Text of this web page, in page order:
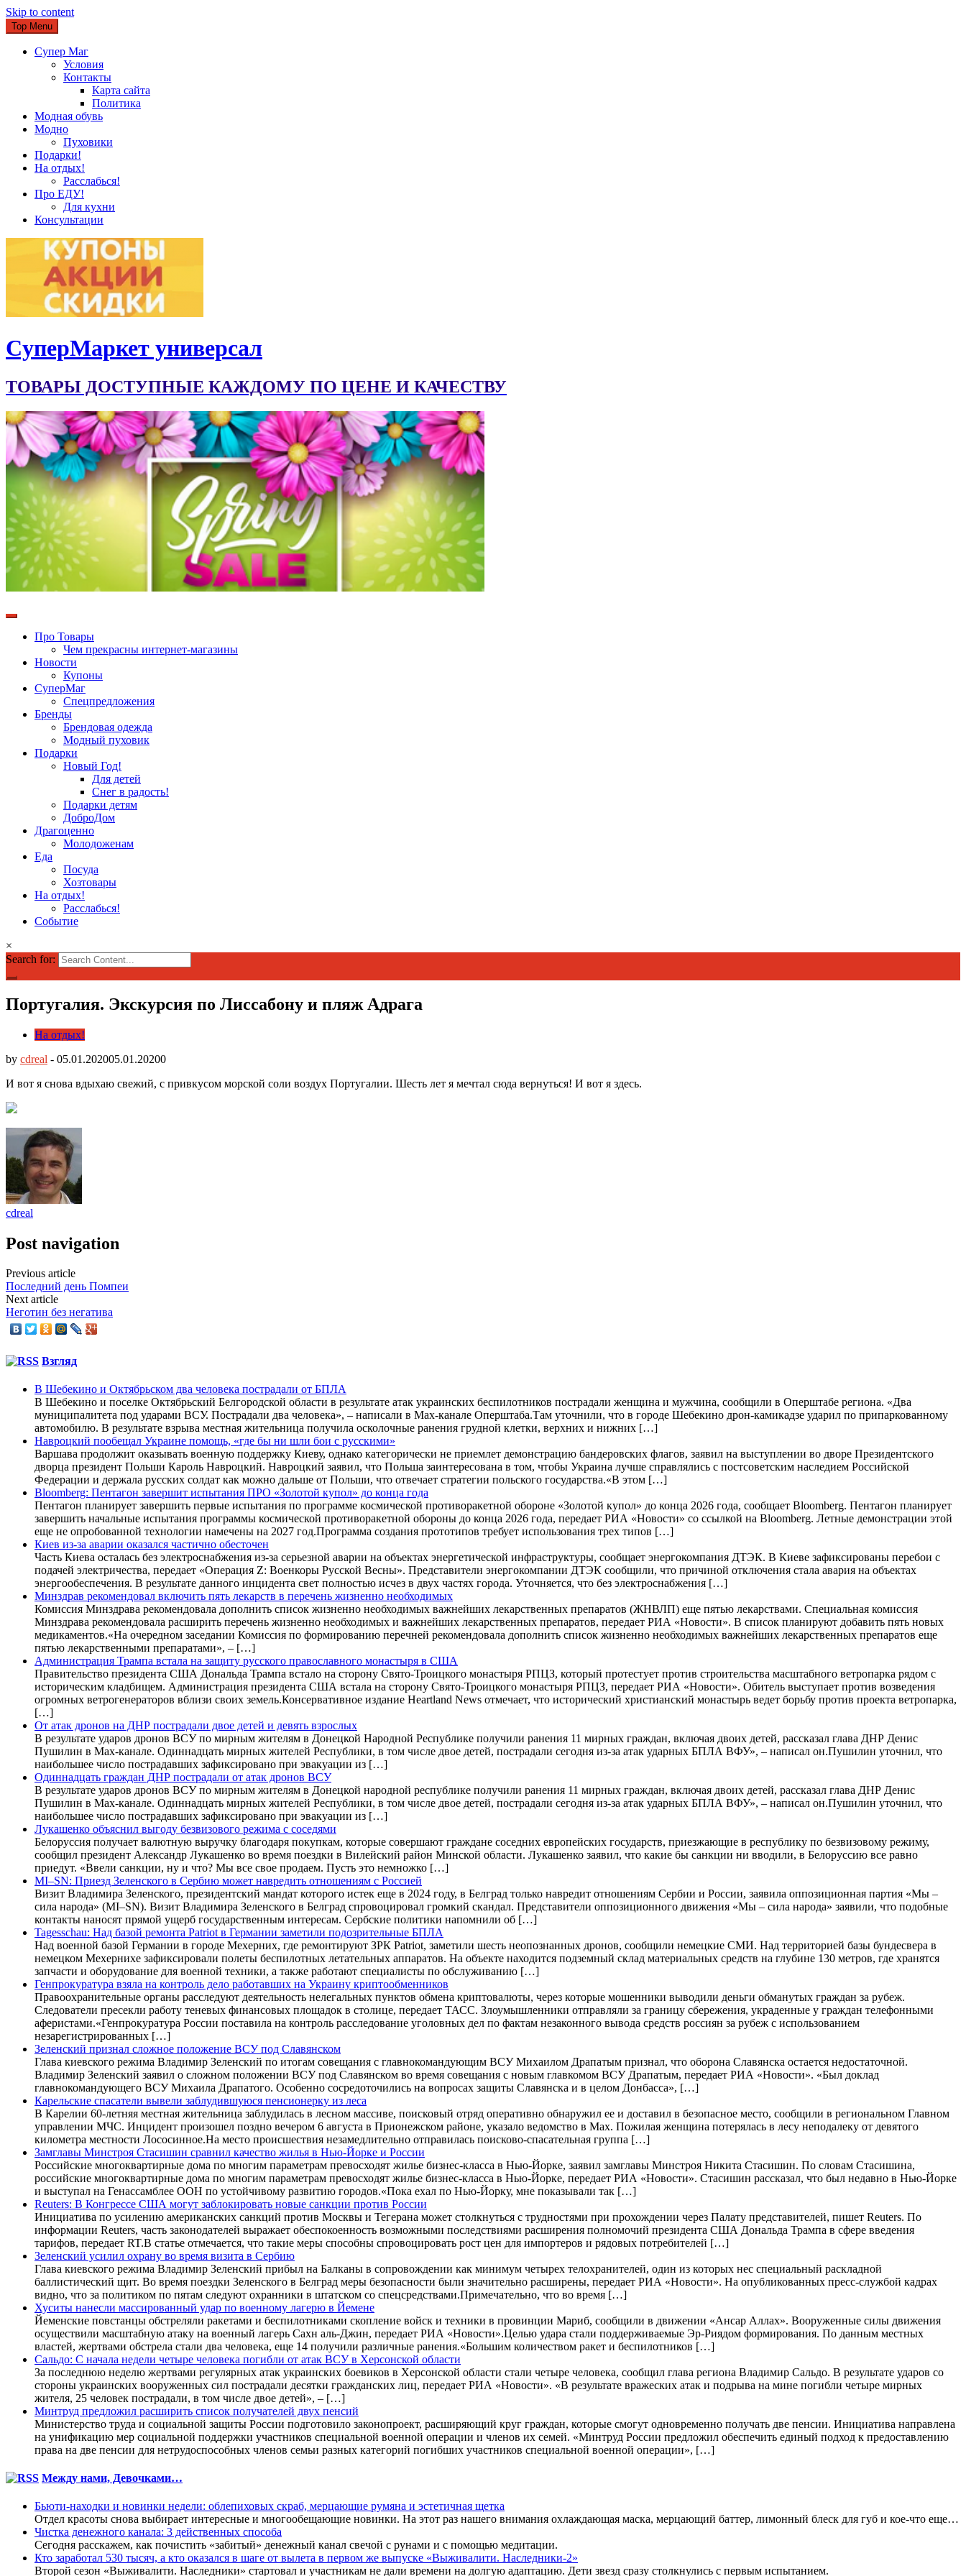
Skip to content
Top Menu
Супер Маг
Условия
Контакты
Карта сайта
Политика
Модная обувь
Модно
Пуховики
Подарки!
На отдых!
Расслабься!
Про ЕДУ!
Для кухни
Консультации
CуперМаркет универсал
ТОВАРЫ ДОСТУПНЫЕ КАЖДОМУ ПО ЦЕНЕ И КАЧЕСТВУ
Про Товары
Чем прекрасны интернет-магазины
Новости
Купоны
СуперМаг
Спецпредложения
Бренды
Брендовая одежда
Модный пуховик
Подарки
Новый Год!
Для детей
Снег в радость!
Подарки детям
ДоброДом
Драгоценно
Молодоженам
Еда
Посуда
Хозтовары
На отдых!
Расслабься!
Событие
×
Search for:
Португалия. Экскурсия по Лиссабону и пляж Адрага
На отдых!
by cdreal - 05.01.202005.01.20200
И вот я снова вдыхаю свежий, с привкусом морской соли воздух Португалии. Шесть лет я мечтал сюда вернуться! И вот я здесь.
cdreal
Post navigation
Previous article
Последний день Помпеи
Next article
Неготин без негатива
Взгляд
В Шебекино и Октябрьском два человека пострадали от БПЛА
В Шебекино и поселке Октябрьский Белгородской области в результате атак украинских беспилотников пострадали женщина и мужчина, сообщили в Оперштабе региона. «Два
муниципалитета под ударами ВСУ. Пострадали два человека», – написали в Max-канале Оперштаба.Там уточнили, что в городе Шебекино дрон-камикадзе ударил по припаркованному
автомобилю. В результате взрыва местная жительница получила осколочные ранения грудной клетки, верхних и нижних […]
Навроцкий пообещал Украине помощь, «где бы ни шли бои с русскими»
Варшава продолжит оказывать военную поддержку Киеву, однако категорически не приемлет демонстрацию бандеровских флагов, заявил на выступлении во дворе Президентского
дворца президент Польши Кароль Навроцкий. Навроцкий заявил, что Польша заинтересована в том, чтобы Украина лучше справлялись с постсоветским наследием Российской
Федерации и держала русских солдат как можно дальше от Польши, что отвечает стратегии польского государства.«В этом […]
Bloomberg: Пентагон завершит испытания ПРО «Золотой купол» до конца года
Пентагон планирует завершить первые испытания по программе космической противоракетной обороне «Золотой купол» до конца 2026 года, сообщает Bloomberg. Пентагон планирует
завершить начальные испытания программы космической противоракетной обороны до конца 2026 года, передает РИА «Новости» со ссылкой на Bloomberg. Летные демонстрации этой
еще не опробованной технологии намечены на 2027 год.Программа создания прототипов требует использования трех типов […]
Киев из-за аварии оказался частично обесточен
Часть Киева осталась без электроснабжения из-за серьезной аварии на объектах энергетической инфраструктуры, сообщает энергокомпания ДТЭК. В Киеве зафиксированы перебои с
подачей электричества, передает «Операция Z: Военкоры Русской Весны». Представители энергокомпании ДТЭК сообщили, что причиной отключения стала авария на объектах
энергообеспечения. В результате данного инцидента свет полностью исчез в двух частях города. Уточняется, что без электроснабжения […]
Минздрав рекомендовал включить пять лекарств в перечень жизненно необходимых
Комиссия Минздрава рекомендовала дополнить список жизненно необходимых важнейших лекарственных препаратов (ЖНВЛП) еще пятью лекарствами. Специальная комиссия
Минздрава рекомендовала расширить перечень жизненно необходимых и важнейших лекарственных препаратов, передает РИА «Новости». В список планируют добавить пять новых
медикаментов.«На очередном заседании Комиссия по формированию перечней рекомендовала дополнить список жизненно необходимых важнейших лекарственных препаратов еще
пятью лекарственными препаратами», – […]
Администрация Трампа встала на защиту русского православного монастыря в США
Правительство президента США Дональда Трампа встало на сторону Свято-Троицкого монастыря РПЦЗ, который протестует против строительства масштабного ветропарка рядом с
историческим кладбищем. Администрация президента США встала на сторону Свято-Троицкого монастыря РПЦЗ, передает РИА «Новости». Обитель выступает против возведения
огромных ветрогенераторов вблизи своих земель.Консервативное издание Heartland News отмечает, что исторический христианский монастырь ведет борьбу против проекта ветропарка,
[…]
От атак дронов на ДНР пострадали двое детей и девять взрослых
В результате ударов дронов ВСУ по мирным жителям в Донецкой Народной Республике получили ранения 11 мирных граждан, включая двоих детей, рассказал глава ДНР Денис
Пушилин в Max-канале. Одиннадцать мирных жителей Республики, в том числе двое детей, пострадали сегодня из-за атак ударных БПЛА ВФУ», – написал он.Пушилин уточнил, что
наибольшее число пострадавших зафиксировано при эвакуации из […]
Одиннадцать граждан ДНР пострадали от атак дронов ВСУ
В результате ударов дронов ВСУ по мирным жителям в Донецкой народной республике получили ранения 11 мирных граждан, включая двоих детей, рассказал глава ДНР Денис
Пушилин в Max-канале. Одиннадцать мирных жителей Республики, в том числе двое детей, пострадали сегодня из-за атак ударных БПЛА ВФУ», – написал он.Пушилин уточнил, что
наибольшее число пострадавших зафиксировано при эвакуации из […]
Лукашенко объяснил выгоду безвизового режима с соседями
Белоруссия получает валютную выручку благодаря покупкам, которые совершают граждане соседних европейских государств, приезжающие в республику по безвизовому режиму,
сообщил президент Александр Лукашенко во время поездки в Вилейский район Минской области. Лукашенко заявил, что какие бы санкции ни вводили, в Белоруссию все равно
приедут. «Ввели санкции, ну и что? Мы все свое продаем. Пусть это немножко […]
MI–SN: Приезд Зеленского в Сербию может навредить отношениям с Россией
Визит Владимира Зеленского, президентский мандат которого истек еще в 2024 году, в Белград только навредит отношениям Сербии и России, заявила оппозиционная партия «Мы –
сила народа» (MI–SN). Визит Владимира Зеленского в Белград спровоцировал громкий скандал. Представители оппозиционного движения «Мы – сила народа» заявили, что подобные
контакты наносят прямой ущерб государственным интересам. Сербские политики напомнили об […]
Tagesschau: Над базой ремонта Patriot в Германии заметили подозрительные БПЛА
Над военной базой Германии в городе Мехерних, где ремонтируют ЗРК Patriot, заметили шесть неопознанных дронов, сообщили немецкие СМИ. Над территорией базы бундесвера в
немецком Мехернихе зафиксировали полеты беспилотных летательных аппаратов. На объекте находится подземный склад материальных средств на глубине 130 метров, где хранятся
запчасти и оборудование для военной техники, а также работают специалисты по обслуживанию […]
Генпрокуратура взяла на контроль дело работавших на Украину криптообменников
Правоохранительные органы расследуют деятельность нелегальных пунктов обмена криптовалюты, через которые мошенники выводили деньги обманутых граждан за рубеж.
Следователи пресекли работу теневых финансовых площадок в столице, передает ТАСС. Злоумышленники отправляли за границу сбережения, украденные у граждан телефонными
аферистами.«Генпрокуратура России поставила на контроль расследование уголовных дел по фактам незаконного вывода средств россиян за рубеж с использованием
незарегистрированных […]
Зеленский признал сложное положение ВСУ под Славянском
Глава киевского режима Владимир Зеленский по итогам совещания с главнокомандующим ВСУ Михаилом Драпатым признал, что оборона Славянска остается недостаточной.
Владимир Зеленский заявил о сложном положении ВСУ под Славянском во время совещания с новым главкомом ВСУ Драпатым, передает РИА «Новости». «Был доклад
главнокомандующего ВСУ Михаила Драпатого. Особенно сосредоточились на вопросах защиты Славянска и в целом Донбасса», […]
Карельские спасатели вывели заблудившуюся пенсионерку из леса
В Карелии 60-летняя местная жительница заблудилась в лесном массиве, поисковый отряд оперативно обнаружил ее и доставил в безопасное место, сообщили в региональном Главном
управлении МЧС. Инцидент произошел поздно вечером 6 августа в Прионежском районе, указало ведомство в Max. Пожилая женщина потерялась в лесу неподалеку от девятого
километра местности Лососинное.На место происшествия незамедлительно отправилась поисково-спасательная группа […]
Замглавы Минстроя Стасишин сравнил качество жилья в Нью-Йорке и России
Российские многоквартирные дома по многим параметрам превосходят жилье бизнес-класса в Нью-Йорке, заявил замглавы Минстроя Никита Стасишин. По словам Стасишина,
российские многоквартирные дома по многим параметрам превосходят жилье бизнес-класса в Нью-Йорке, передает РИА «Новости». Стасишин рассказал, что был недавно в Нью-Йорке
и выступал на Генассамблее ООН по устойчивому развитию городов.«Пока ехал по Нью-Йорку, мне показывали так […]
Reuters: В Конгрессе США могут заблокировать новые санкции против России
Инициатива по усилению американских санкций против Москвы и Тегерана может столкнуться с трудностями при прохождении через Палату представителей, пишет Reuters. По
информации Reuters, часть законодателей выражает обеспокоенность возможными последствиями расширения полномочий президента США Дональда Трампа в сфере введения
тарифов, передает RT.В статье отмечается, что такие меры способны спровоцировать рост цен для импортеров и рядовых потребителей […]
Зеленский усилил охрану во время визита в Сербию
Глава киевского режима Владимир Зеленский прибыл на Балканы в сопровождении как минимум четырех телохранителей, один из которых нес специальный раскладной
баллистический щит. Во время поездки Зеленского в Белград меры безопасности были значительно расширены, передает РИА «Новости». На опубликованных пресс-службой кадрах
видно, что за политиком по пятам следуют охранники в штатском со спецсредствами.Примечательно, что во время […]
Хуситы нанесли массированный удар по военному лагерю в Йемене
Йеменские повстанцы обстреляли ракетами и беспилотниками скопление войск и техники в провинции Мариб, сообщили в движении «Ансар Аллах». Вооруженные силы движения
осуществили масштабную атаку на военный лагерь Сахн аль-Джин, передает РИА «Новости».Целью удара стали поддерживаемые Эр-Риядом формирования. По данным местных
властей, жертвами обстрела стали два человека, еще 14 получили различные ранения.«Большим количеством ракет и беспилотников […]
Сальдо: С начала недели четыре человека погибли от атак ВСУ в Херсонской области
За последнюю неделю жертвами регулярных атак украинских боевиков в Херсонской области стали четыре человека, сообщил глава региона Владимир Сальдо. В результате ударов со
стороны украинских вооруженных сил пострадали десятки гражданских лиц, передает РИА «Новости». «В результате вражеских атак и подрыва на мине погибли четыре мирных
жителя, 25 человек пострадали, в том числе двое детей», – […]
Минтруд предложил расширить список получателей двух пенсий
Министерство труда и социальной защиты России подготовило законопроект, расширяющий круг граждан, которые смогут одновременно получать две пенсии. Инициатива направлена
на унификацию мер социальной поддержки участников специальной военной операции и членов их семей. «Минтруд России предложил обеспечить единый подход к предоставлению
права на две пенсии для нетрудоспособных членов семьи разных категорий погибших участников специальной военной операции», […]
Между нами, Девочками…
Бьюти-находки и новинки недели: облепиховых скраб, мерцающие румяна и эстетичная щетка
Отдел красоты снова выбирает интересные и многообещающие новинки. На этот раз нашего внимания охлаждающая маска, мерцающий баттер, лимонный блеск для губ и кое-что еще…
Чистка денежного канала: 3 действенных способа
Сегодня расскажем, как почистить «забитый» денежный канал свечой с рунами и с помощью медитации.
Кто заработал 530 тысяч, а кто оказался в шаге от вылета в первом же выпуске «Выживалити. Наследники-2»
Второй сезон «Выживалити. Наследники» стартовал и участникам не дали времени на долгую адаптацию. Дети звезд сразу столкнулись с первым испытанием.